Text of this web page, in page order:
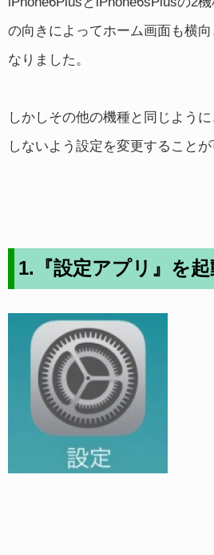
の向きによってホーム画面も横
なりました。
しかしその他の機種と同じよう
しないよう設定を変更することが
1.『設定アプリ』を起